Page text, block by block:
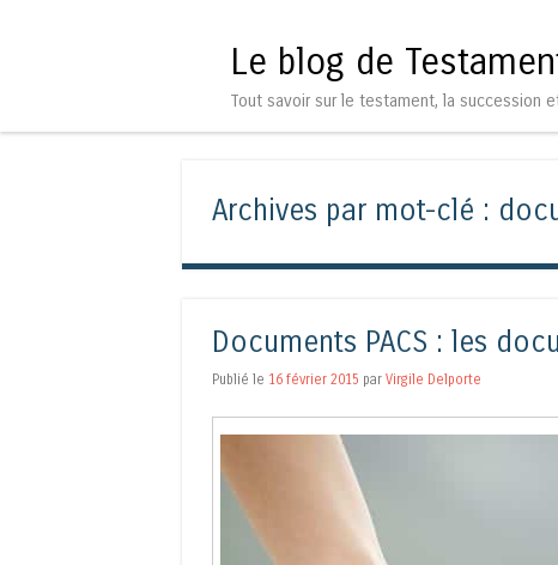
Le blog de
Tout savoir sur le testament, la succession
Archives par mot-clé :
Documents PACS : les
Publié le 16 février 2015 par Virgile Delporte